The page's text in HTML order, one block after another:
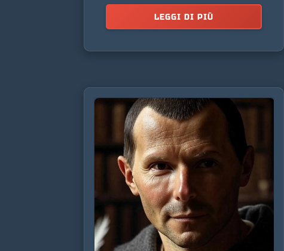
LEGGI DI PIÙ